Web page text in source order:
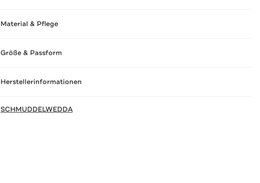
Material & Pflege
Größe & Passform
Herstellerinformationen
SCHMUDDELWEDDA